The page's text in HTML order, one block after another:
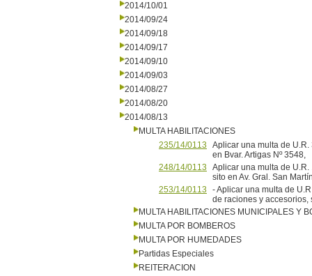
2014/10/01
2014/09/24
2014/09/18
2014/09/17
2014/09/10
2014/09/03
2014/08/27
2014/08/20
2014/08/13
MULTA HABILITACIONES
235/14/0113
Aplicar una multa de
en Bvar. Artigas Nº 3548,
248/14/0113
Aplicar una multa de U.R.
sito en Av. Gral. San
253/14/0113
- Aplicar una multa de
de raciones y accesorios,
MULTA HABILITACIONES MUNICIPALES Y
MULTA POR BOMBEROS
MULTA POR HUMEDADES
Partidas Especiales
REITERACION